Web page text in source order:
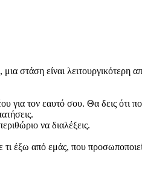
στάση είναι λειτουργικότερη
για τον εαυτό σου. Θα δεις ότι
να διαλέξεις.
έξω από εμάς, που